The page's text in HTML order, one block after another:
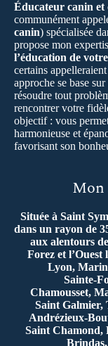
Éducateur canin et
communément
canin) spécialisée
propose mon
l’éducation de
certains
approche se base sur
résoudre tout
rencontrer votre
objectif : vous
harmonieuse et
favorisant son
Située à Saint
dans un rayon de
aux alentours
Forez et l’Ouest
Lyon,
Sainte-
Chamousset,
Saint Galmier,
Andrézieux-
Saint Chamond,